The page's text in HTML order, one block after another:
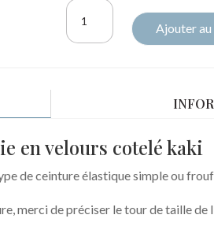
quantité
Ajouter
en velours cotelé kaki
de ceinture élastique simple ou
merci de préciser le tour de taille